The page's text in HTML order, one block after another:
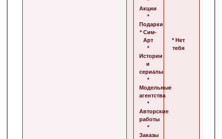
Акции
*
Подарки
* Сим-
Арт
*
Истории
и
сериалы
*
Модельные
агентства
*
Авторские
работы
*
Заказы
* Нет
тебя